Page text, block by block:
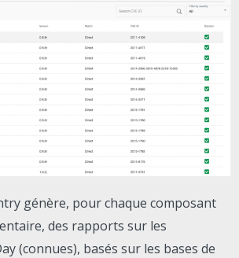
génère, pour chaque composant
des rapports sur les
(connues), basés sur les bases de